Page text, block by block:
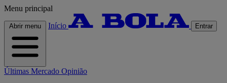
Menu principal
Abrir menu Início Entrar
Últimas Mercado Opinião